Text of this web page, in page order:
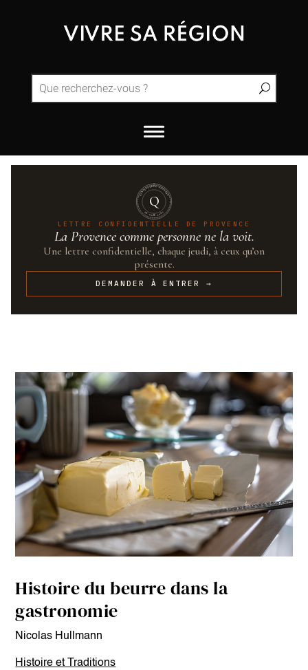
QUINTESSENCE·PROVENCE
UN·SUR·CENT
Q
LETTRE CONFIDENTIELLE DE PROVENCE
La Provence comme personne ne la voit.
Une lettre confidentielle, chaque jeudi, à ceux qu’on
présente.
DEMANDER À ENTRER →
Histoire du beurre dans la
gastronomie
Nicolas Hullmann
Histoire et Traditions